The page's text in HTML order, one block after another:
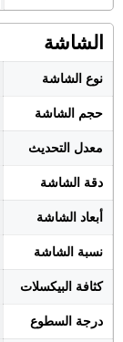
الشاشة
نوع الشاشة
حجم الشاشة
معدل التحديث
دقة الشاشة
أبعاد الشاشة
نسبة الشاشة
كثافة البيكسلات
درجة السطوع